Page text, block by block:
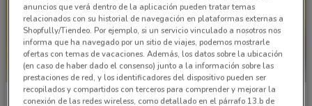
Bodega Aurrera Bodega Aurrera
anuncios que verá dentro de la aplicación pueden tratar temas
relacionados con su historial de navegación en plataformas externas a
Shopfully/Tiendeo. Por ejemplo, si un servicio vinculado a nosotros nos
informa que ha navegado por un sitio de viajes, podemos mostrarle
ofertas con temas de vacaciones. Además, los datos sobre la ubicación
(en caso de haber dado el consenso) junto a la información sobre las
prestaciones de red, y los identificadores del dispositivo pueden ser
recopilados y compartidos con terceros para comprender y mejorar la
conexión de las redes wireless, como detallado en el párrafo 13.b de